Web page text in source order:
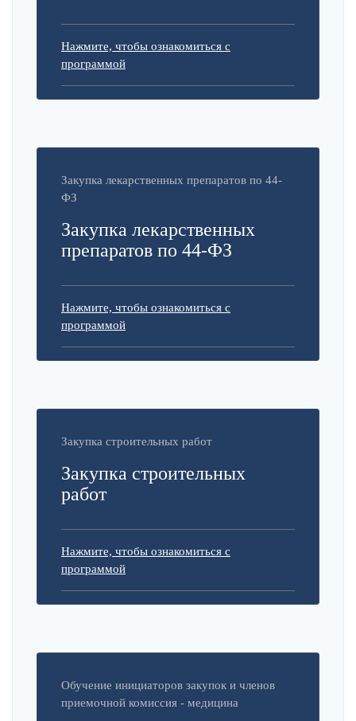
Нажмите, чтобы ознакомиться с
программой
Закупка лекарственных препаратов по 44-
ФЗ
Закупка лекарственных
препаратов по 44-ФЗ
Нажмите, чтобы ознакомиться с
программой
Закупка строительных работ
Закупка строительных
работ
Нажмите, чтобы ознакомиться с
программой
Обучение инициаторов закупок и членов
приемочной комиссия - медицина